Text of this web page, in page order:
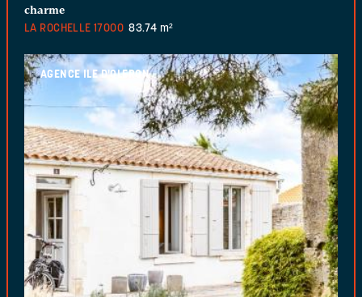
charme
LA ROCHELLE 17000 83.74 m²
AGENCE ILE D'OLERON